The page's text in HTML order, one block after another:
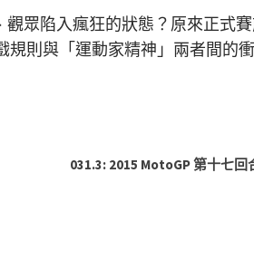
眾陷入瘋狂的狀態？原來正式賽
則與「運動家精神」兩者間的
031.3: 2015 MotoGP 第十七